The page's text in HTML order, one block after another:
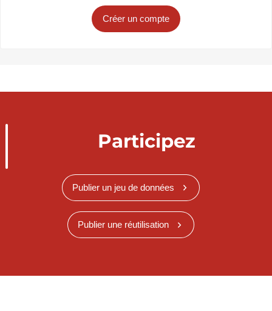
Créer un compte
Participez
Publier un jeu de données
Publier une réutilisation